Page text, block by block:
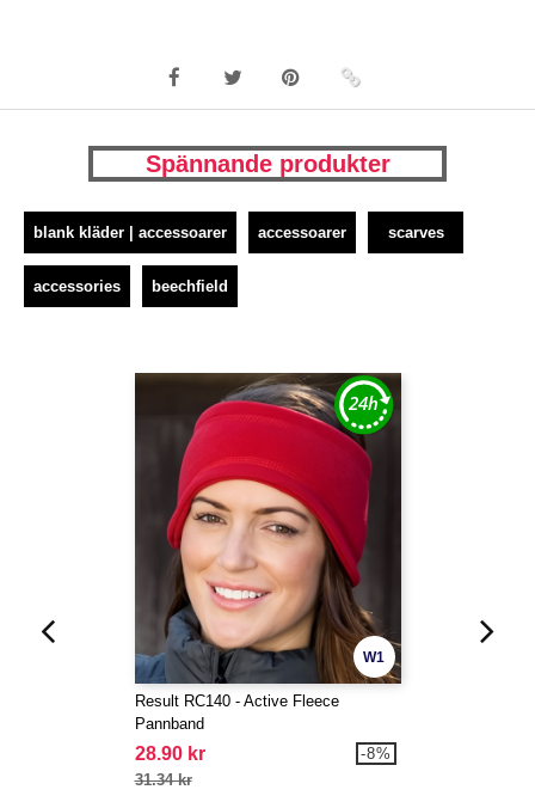
Spännande produkter
blank kläder | accessoarer accessoarer scarves
accessories beechfield
W1
Result RC140 - Active Fleece
Pannband
28.90 kr
31.34 kr
-8%